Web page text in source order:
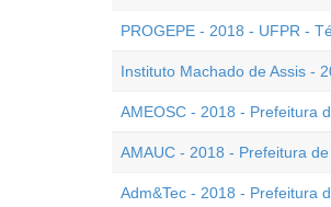
PROGEPE - 2018 - UFPR -
Instituto Machado de Assis -
AMEOSC - 2018 - Prefeitura
AMAUC - 2018 - Prefeitura
Adm&Tec - 2018 - Prefeitura